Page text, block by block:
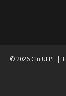
© 2026 CIn UFPE |